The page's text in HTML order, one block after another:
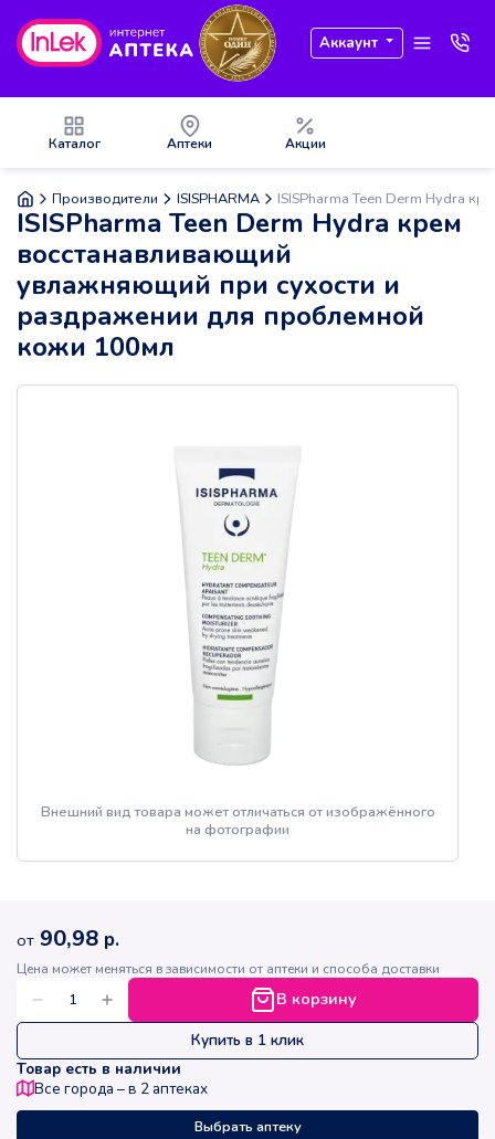
Аккаунт
Каталог Аптеки Акции
Производители ISISPHARMA ISISPharma Teen Derm Hydra
ISISPharma Teen Derm Hydra крем
восстанавливающий
увлажняющий при сухости и
раздражении для проблемной
кожи 100мл
Внешний вид товара может отличаться от изображённого
на фотографии
от 90,98 р.
Цена может меняться в зависимости от аптеки и способа доставки
В корзину
Купить в 1 клик
Товар есть в наличии
Все города – в 2 аптеках
Выбрать аптеку